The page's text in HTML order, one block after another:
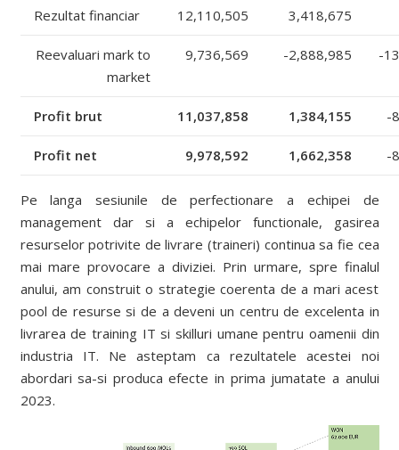
Rezultat financiar 12,110,505 3,418,675
Reevaluari mark to
market
9,736,569 -2,888,985 -
Profit brut 11,037,858 1,384,155 -
Profit net 9,978,592 1,662,358 -
Pe langa sesiunile de perfectionare a echipei de
management dar si a echipelor functionale, gasirea
resurselor potrivite de livrare (traineri) continua sa fie cea
mai mare provocare a diviziei. Prin urmare, spre finalul
anului, am construit o strategie coerenta de a mari acest
pool de resurse si de a deveni un centru de excelenta in
livrarea de training IT si skilluri umane pentru oamenii din
industria IT. Ne asteptam ca rezultatele acestei noi
abordari sa-si produca efecte in prima jumatate a anului
2023.